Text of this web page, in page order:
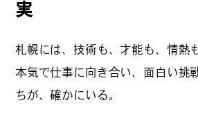
#狸の一歩
実
札幌には、技術も、才能も、情熱
本気で仕事に向き合い、面白い挑
ちが、確かにいる。